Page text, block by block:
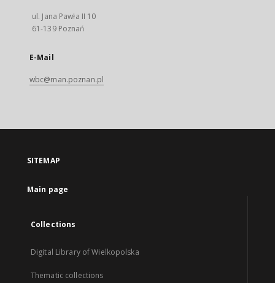
ul. Jana Pawła II 10
61-139 Poznań
E-Mail
wbc@man.poznan.pl
SITEMAP
Main page
Collections
Digital Library of Wielkopolska
Thematic collections